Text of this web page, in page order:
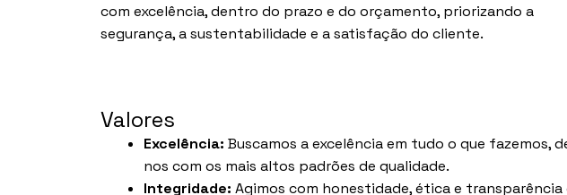
com excelência, dentro do prazo e do orçamento, priorizando a
segurança, a sustentabilidade e a satisfação do cliente.
Valores
Excelência: Buscamos a excelência em tudo o que
nos com os mais altos padrões de qualidade.
Integridade: Agimos com honestidade, ética e